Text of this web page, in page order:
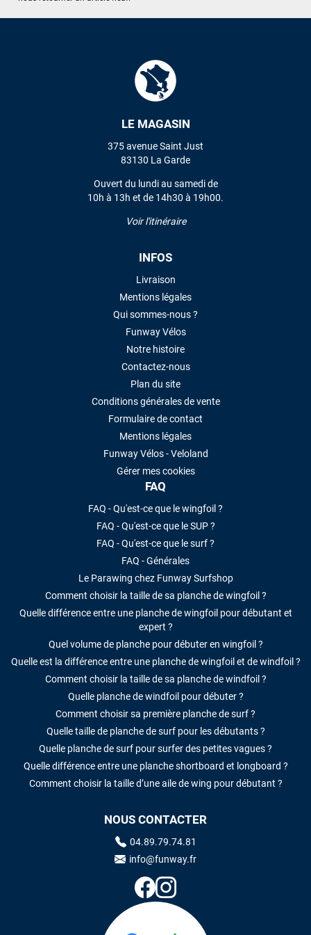
LE MAGASIN
375 avenue Saint Just
83130 La Garde
Ouvert du lundi au samedi de
10h à 13h et de 14h30 à 19h00.
Voir l'itinéraire
INFOS
Livraison
Mentions légales
Qui sommes-nous ?
Funway Vélos
Notre histoire
Contactez-nous
Plan du site
Conditions générales de vente
Formulaire de contact
Mentions légales
Funway Vélos - Veloland
Gérer mes cookies
FAQ
FAQ - Qu'est-ce que le wingfoil ?
FAQ - Qu'est-ce que le SUP ?
FAQ - Qu'est-ce que le surf ?
FAQ - Générales
Le Parawing chez Funway Surfshop
Comment choisir la taille de sa planche de wingfoil ?
Quelle différence entre une planche de wingfoil pour débutant et
expert ?
Quel volume de planche pour débuter en wingfoil ?
Quelle est la différence entre une planche de wingfoil et de windfoil ?
Comment choisir la taille de sa planche de windfoil ?
Quelle planche de windfoil pour débuter ?
Comment choisir sa première planche de surf ?
Quelle taille de planche de surf pour les débutants ?
Quelle planche de surf pour surfer des petites vagues ?
Quelle différence entre une planche shortboard et longboard ?
Comment choisir la taille d’une aile de wing pour débutant ?
NOUS CONTACTER
04.89.79.74.81
info@funway.fr
J'ai acheté une voile d'occasion depuis Tahiti. Super service.
L'envoi a été rapide. La voile est arrivée en super état.
VOIR TOUS LES AVIS
LAISSER UN AVIS